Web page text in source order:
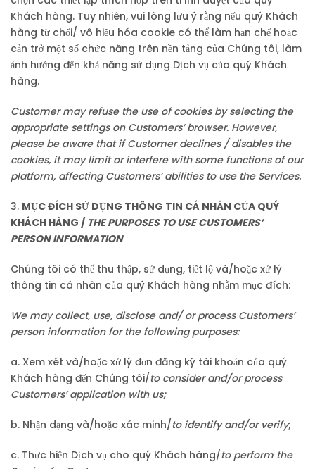
Khách hàng. Tuy nhiên, vui lòng lưu ý rằng nếu quý Khách
hàng từ chối/ vô hiệu hóa cookie có thể làm hạn chế hoặc
cản trở một số chức năng trên nền tảng của Chúng tôi, làm
ảnh hưởng đến khả năng sử dụng Dịch vụ của quý Khách
hàng.
Customer may refuse the use of cookies by selecting the
appropriate settings on Customers’ browser. However,
please be aware that if Customer declines / disables the
cookies, it may limit or interfere with some functions of our
platform, affecting Customers’ abilities to use the Services.
3. MỤC ĐÍCH SỬ DỤNG THÔNG TIN CÁ NHÂN CỦA QUÝ
KHÁCH HÀNG / THE PURPOSES TO USE CUSTOMERS’
PERSON INFORMATION
Chúng tôi có thể thu thập, sử dụng, tiết lộ và/hoặc xử lý
thông tin cá nhân của quý Khách hàng nhằm mục đích:
We may collect, use, disclose and/ or process Customers’
person information for the following purposes:
a. Xem xét và/hoặc xử lý đơn đăng ký tài khoản của quý
Khách hàng đến Chúng tôi/to consider and/or process
Customers’ application with us;
b. Nhận dạng và/hoặc xác minh/to identify and/or verify;
c. Thực hiện Dịch vụ cho quý Khách hàng/to perform the